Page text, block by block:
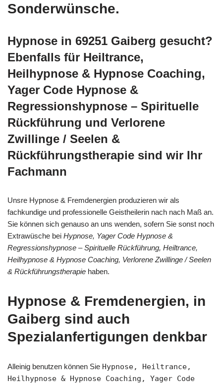
Sonderwünsche.
Hypnose in 69251 Gaiberg gesucht?
Ebenfalls für Heiltrance,
Heilhypnose & Hypnose Coaching,
Yager Code Hypnose &
Regressionshypnose – Spirituelle
Rückführung und Verlorene
Zwillinge / Seelen &
Rückführungstherapie sind wir Ihr
Fachmann
Unsre Hypnose & Fremdenergien produzieren wir als
fachkundige und professionelle Geistheilerin nach nach Maß an.
Sie können sich genauso an uns wenden, sofern Sie sonst noch
Extrawüsche bei Hypnose, Yager Code Hypnose &
Regressionshypnose – Spirituelle Rückführung, Heiltrance,
Heilhypnose & Hypnose Coaching, Verlorene Zwillinge / Seelen
& Rückführungstherapie haben.
Hypnose & Fremdenergien, in
Gaiberg sind auch
Spezialanfertigungen denkbar
Alleinig benutzen können Sie Hypnose, Heiltrance,
Heilhypnose & Hypnose Coaching, Yager Code